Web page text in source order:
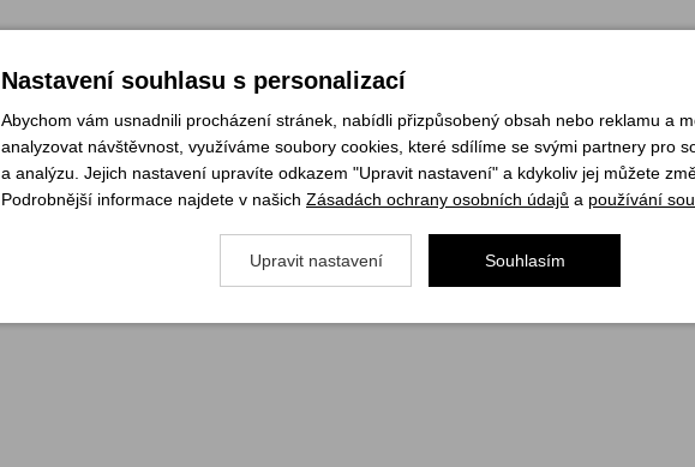
Nastavení souhlasu s personalizací
Abychom vám usnadnili procházení stránek, nabídli přizpůsobený obsah nebo reklamu a
analyzovat návštěvnost, využíváme soubory cookies, které sdílíme se svými partnery pro
a analýzu. Jejich nastavení upravíte odkazem "Upravit nastavení" a kdykoliv jej můžete
Podrobnější informace najdete v našich Zásadách ochrany osobních údajů a používání
Upravit nastavení Souhlasím